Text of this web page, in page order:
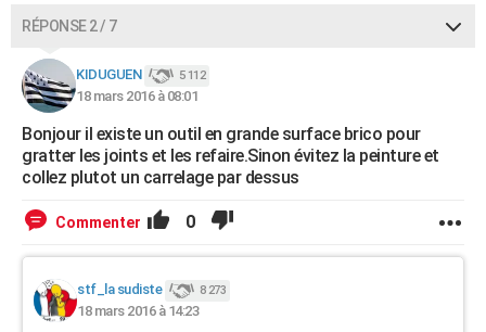
RÉPONSE 2 / 7
KIDUGUEN 5 112
18 mars 2016 à 08:01
Bonjour il existe un outil en grande surface brico pour
gratter les joints et les refaire.Sinon évitez la peinture et
collez plutot un carrelage par dessus
Commenter 0
stf_la sudiste 8 273
18 mars 2016 à 14:23